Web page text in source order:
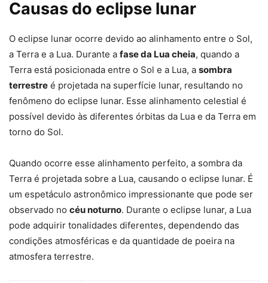
Causas do eclipse lunar
O eclipse lunar ocorre devido ao alinhamento entre o Sol,
a Terra e a Lua. Durante a fase da Lua cheia, quando a
Terra está posicionada entre o Sol e a Lua, a sombra
terrestre é projetada na superfície lunar, resultando no
fenômeno do eclipse lunar. Esse alinhamento celestial é
possível devido às diferentes órbitas da Lua e da Terra em
torno do Sol.
Quando ocorre esse alinhamento perfeito, a sombra da
Terra é projetada sobre a Lua, causando o eclipse lunar. É
um espetáculo astronômico impressionante que pode ser
observado no céu noturno. Durante o eclipse lunar, a Lua
pode adquirir tonalidades diferentes, dependendo das
condições atmosféricas e da quantidade de poeira na
atmosfera terrestre.